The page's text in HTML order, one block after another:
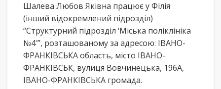
Шалева Любов Яківна працює у Філія
(інший відокремлений підрозділ)
“Структурний підрозділ ‘Міська поліклініка
№4′”, розташованому за адресою: ІВАНО-
ФРАНКІВСЬКА область, місто ІВАНО-
ФРАНКІВСЬК, вулиця Вовчинецька, 196А,
ІВАНО-ФРАНКІВСЬКА громада.